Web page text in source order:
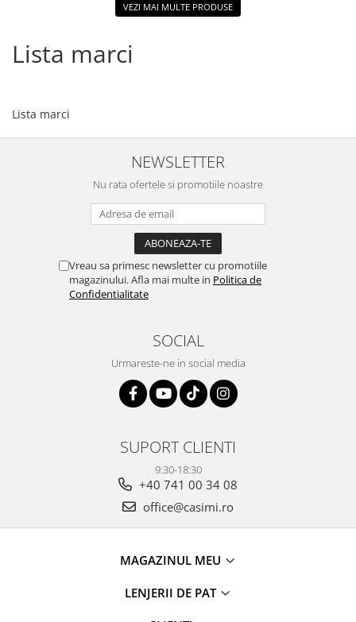
VEZI MAI MULTE PRODUSE
Lista marci
Lista marci
NEWSLETTER
Nu rata ofertele si promotiile noastre
Vreau sa primesc newsletter cu promotiile
magazinului. Afla mai multe in Politica de
Confidentialitate
SOCIAL
Urmareste-ne in social media
SUPORT CLIENTI
9:30-18:30
+40 741 00 34 08
office@casimi.ro
MAGAZINUL MEU
LENJERII DE PAT